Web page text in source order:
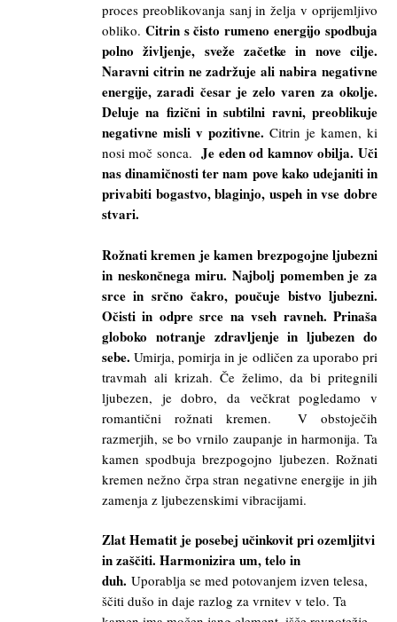
proces preoblikovanja sanj in želja v oprijemljivo
obliko. Citrin s čisto rumeno energijo spodbuja
polno življenje, sveže začetke in nove cilje.
Naravni citrin ne zadržuje ali nabira negativne
energije, zaradi česar je zelo varen za okolje.
Deluje na fizični in subtilni ravni, preoblikuje
negativne misli v pozitivne.Citrin je kamen, ki
nosi moč sonca.Je eden od kamnov obilja. Uči
nas dinamičnosti ter nam pove kako udejaniti in
privabiti bogastvo, blaginjo, uspeh in vse dobre
stvari.
Rožnati kremen je kamen brezpogojne ljubezni
in neskončnega miru. Najbolj pomemben je za
srce in srčno čakro, poučuje bistvo ljubezni.
Očisti in odpre srce na vseh ravneh. Prinaša
globoko notranje zdravljenje in ljubezen do
sebe. Umirja, pomirja in je odličen za uporabo pri
travmah ali krizah. Če želimo, da bi pritegnili
ljubezen, je dobro, da večkrat pogledamo v
romantični rožnati kremen. V obstoječih
razmerjih, se bo vrnilo zaupanje in harmonija. Ta
kamen spodbuja brezpogojno ljubezen. Rožnati
kremen nežno črpa stran negativne energije in jih
zamenja z ljubezenskimi vibracijami.
Zlat Hematit je posebej učinkovit pri ozemljitvi
in zaščiti. Harmonizira um, telo in
duh. Uporablja se med potovanjem izven telesa,
ščiti dušo in daje razlog za vrnitev v telo. Ta